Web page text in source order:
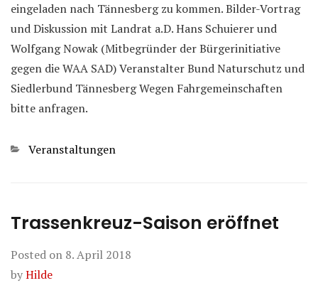
eingeladen nach Tännesberg zu kommen. Bilder-Vortrag
und Diskussion mit Landrat a.D. Hans Schuierer und
Wolfgang Nowak (Mitbegründer der Bürgerinitiative
gegen die WAA SAD) Veranstalter Bund Naturschutz und
Siedlerbund Tännesberg Wegen Fahrgemeinschaften
bitte anfragen.
Categories
Veranstaltungen
Trassenkreuz-Saison eröffnet
Posted on 8. April 2018
byHilde